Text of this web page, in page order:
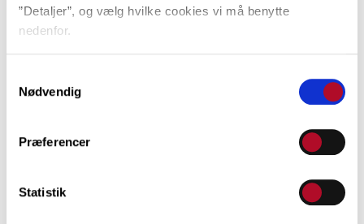
”Detaljer”, og vælg hvilke cookies vi må benytte
nedenfor.
venstre hjørne.
Nødvendig
Præferencer
Statistik
Mehmet Temizsoy, MY